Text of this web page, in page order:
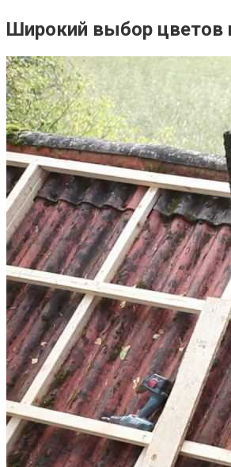
Широкий выбор цветов